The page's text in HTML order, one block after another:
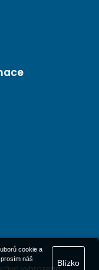
cookie a
náš
Blízko